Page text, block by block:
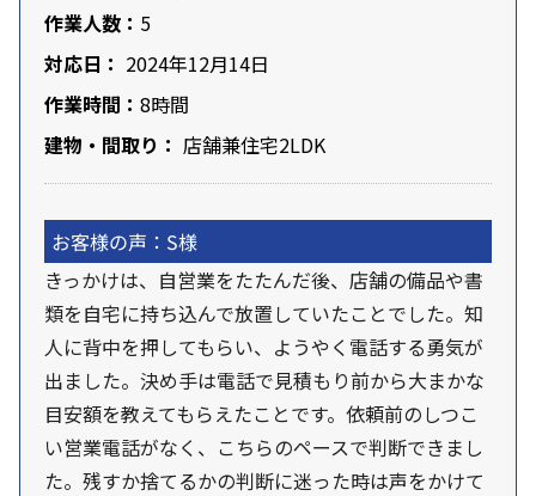
作業人数： 5
対応日： 2024年12月14日
作業時間： 8時間
建物・間取り： 店舗兼住宅2LDK
お客様の声：S様
きっかけは、自営業をたたんだ後、店舗の備品や書
類を自宅に持ち込んで放置していたことでした。知
人に背中を押してもらい、ようやく電話する勇気が
出ました。決め手は電話で見積もり前から大まかな
目安額を教えてもらえたことです。依頼前のしつこ
い営業電話がなく、こちらのペースで判断できまし
た。残すか捨てるかの判断に迷った時は声をかけて